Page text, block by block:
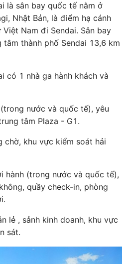
là sân bay quốc tế nằm ở
Nhật Bản, là điểm hạ cánh
Nam đi Sendai. Sân bay
tâm thành phố Sendai 13,6 km
có 1 nhà ga hành khách và
nước và quốc tế), yêu
tâm Plaza - G1.
chờ, khu vực kiểm soát hải
hành (trong nước và quốc tế),
quầy check-in, phòng
lẻ , sảnh kinh doanh, khu vực
sát.